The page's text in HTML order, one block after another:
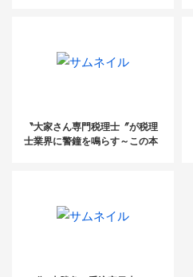
〝大家さん専門税理士〞が税理
士業界に警鐘を鳴らす～この本